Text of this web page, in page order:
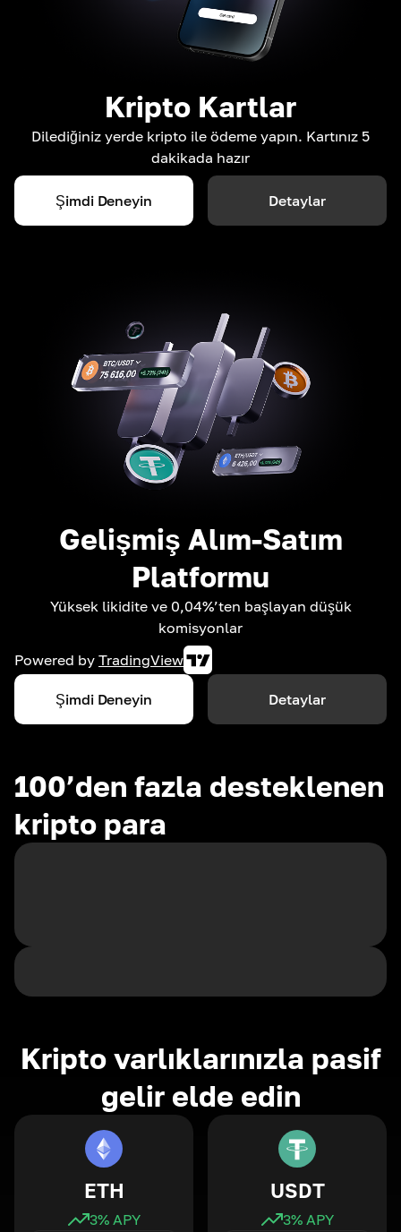
Kripto Kartlar
Dilediğiniz yerde kripto ile ödeme yapın. Kartınız 5
dakikada hazır
Şimdi Deneyin Detaylar
Gelişmiş Alım-Satım
Platformu
Yüksek likidite ve 0,04%’ten başlayan düşük
komisyonlar
Powered by TradingView
Şimdi Deneyin Detaylar
100’den fazla desteklenen
kripto para
Kripto varlıklarınızla pasif
gelir elde edin
ETH
3% APY
USDT
3% APY